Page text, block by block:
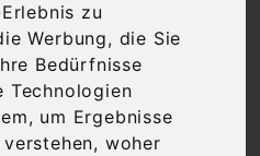
zu
Werbung, die Sie
Bedürfnisse
Technologien
um Ergebnisse
woher